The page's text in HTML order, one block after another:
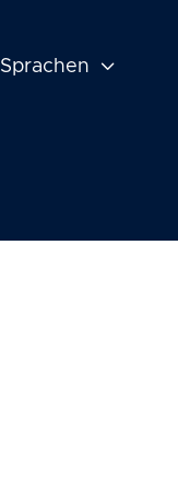
Sprachen 